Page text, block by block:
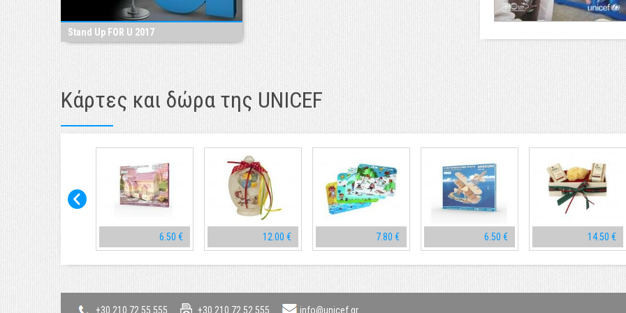
Stand Up FOR U 2017
Κάρτες και δώρα της UNICEF
10.00 € 6.50 € 12.00 € 7.80 € 6.50 € 14.50 €
+30 210 72 55 555 +30 210 72 52 555 info@unicef.gr